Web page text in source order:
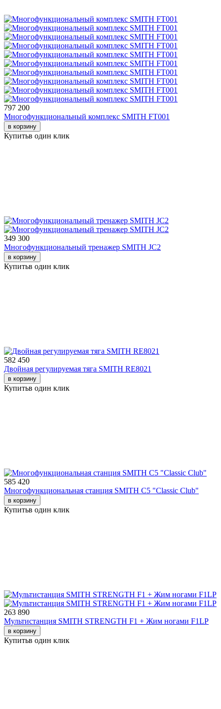
797 200
Многофункциональный комплекс SMITH FT001
в корзину
Купитьв один клик
349 300
Многофункциональный тренажер SMITH JC2
в корзину
Купитьв один клик
582 450
Двойная регулируемая тяга SMITH RE8021
в корзину
Купитьв один клик
585 420
Многофункциональная станция SMITH C5 "Classic Club"
в корзину
Купитьв один клик
263 890
Мультистанция SMITH STRENGTH F1 + Жим ногами F1LP
в корзину
Купитьв один клик